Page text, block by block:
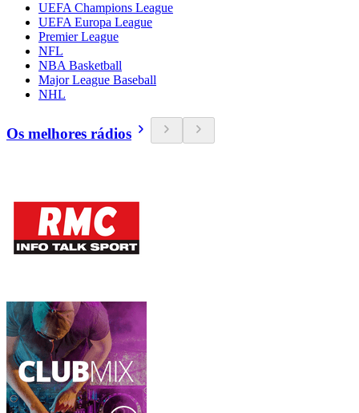
UEFA Champions League
UEFA Europa League
Premier League
NFL
NBA Basketball
Major League Baseball
NHL
Os melhores rádios